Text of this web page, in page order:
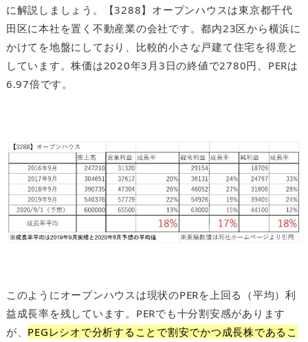
に解説しましょう。【3288】オープンハウスは東京都千代
田区に本社を置く不動産業の会社です。都内23区から横浜に
かけてを地盤にしており、比較的小さな戸建て住宅を得意と
しています。株価は2020年3月3日の終値で2780円、PERは
6.97倍です。
このようにオープンハウスは現状のPERを上回る（平均）利
益成長率を残しています。PERでも十分割安感があります
が、 PEGレシオで分析することで割安でかつ成長株であるこ